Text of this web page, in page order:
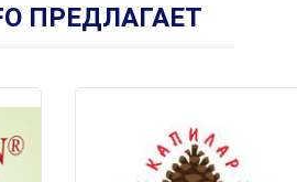
ПРЕДЛАГАЕТ